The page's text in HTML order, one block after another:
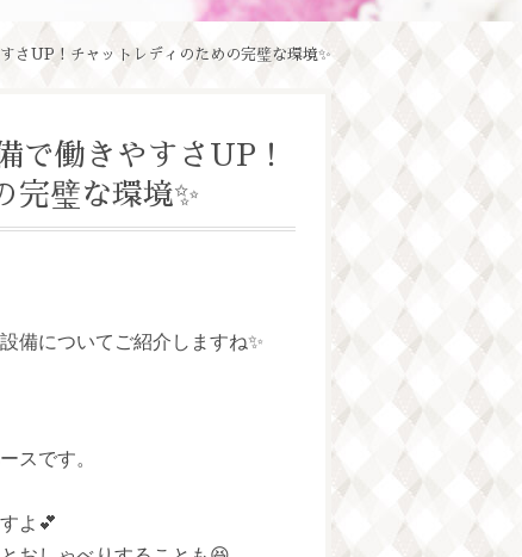
さUP！チャットレディのための完璧な環境✨
で働きやすさUP！
完璧な環境✨
備についてご紹介しますね✨
スです。
よ💕